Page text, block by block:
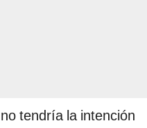
no tendría la intención